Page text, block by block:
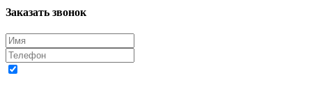
Заказать звонок